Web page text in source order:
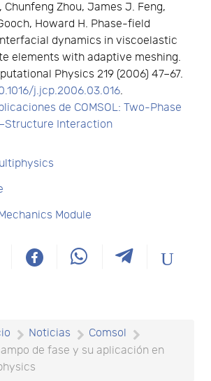
Chunfeng Zhou, James J. Feng,
Howard H. Phase-field
dynamics in viscoelastic
elements with adaptive meshing.
Physics 219 (2006) 47–67.
j.jcp.2006.03.016.
de COMSOL: Two-Phase
Interaction
Module
Noticias
Comsol
de fase y su aplicación en